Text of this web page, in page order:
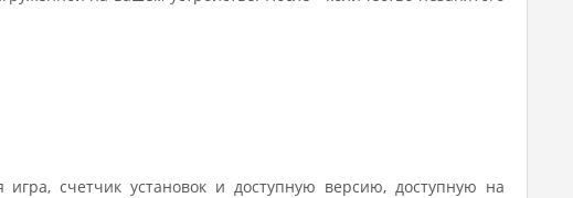
счетчик установок и доступную версию, доступную на